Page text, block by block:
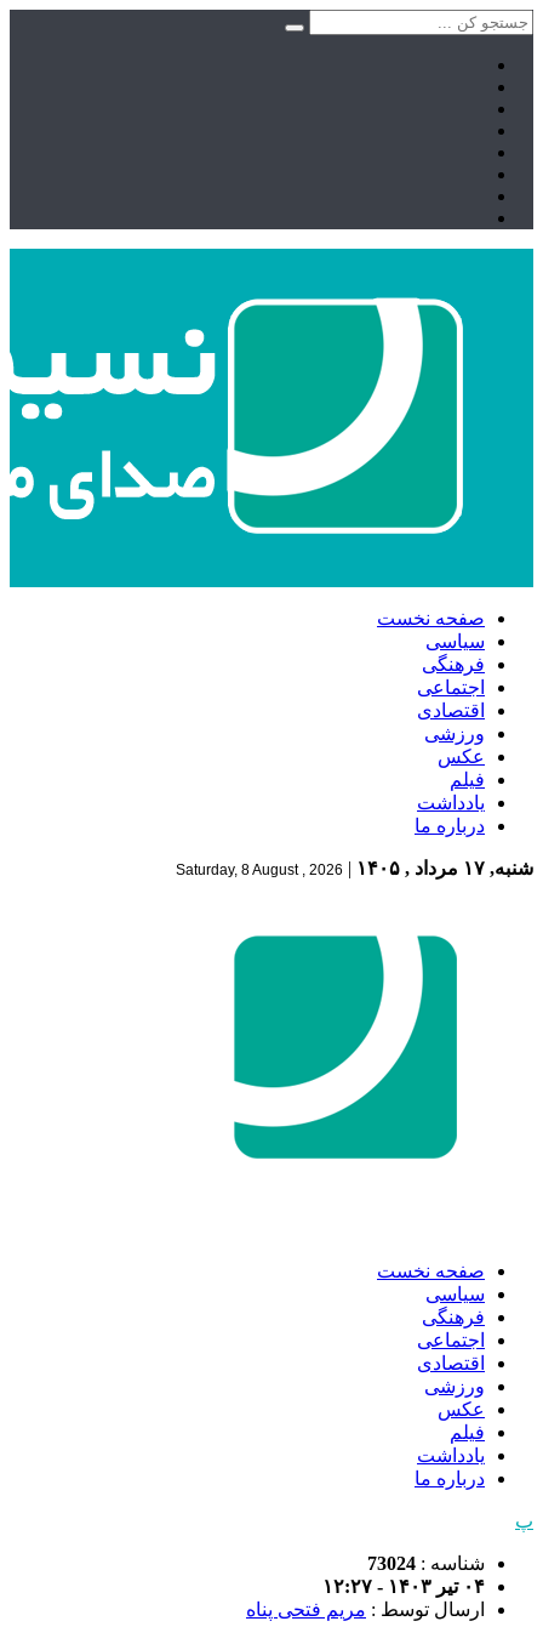
صفحه نخست
سیاسی
فرهنگی
اجتماعی
اقتصادی
ورزشی
عکس
فیلم
یادداشت
درباره ما
شنبه, ۱۷ مرداد , ۱۴۰۵ |
Saturday, 8 August , 2026
صفحه نخست
سیاسی
فرهنگی
اجتماعی
اقتصادی
ورزشی
عکس
فیلم
یادداشت
درباره ما
پ
شناسه : 73024
۰۴ تیر ۱۴۰۳ - ۱۲:۲۷
ارسال توسط : مریم فتحی پناه